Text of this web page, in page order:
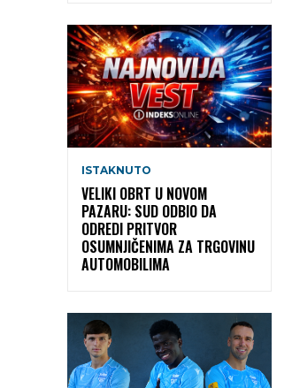
ISTAKNUTO
VELIKI OBRT U NOVOM
PAZARU: SUD ODBIO DA
ODREDI PRITVOR
OSUMNJIČENIMA ZA TRGOVINU
AUTOMOBILIMA